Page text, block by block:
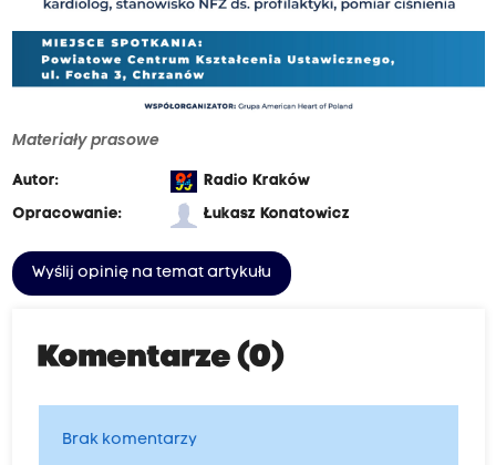
Materiały prasowe
Autor:
Radio Kraków
Opracowanie:
Łukasz Konatowicz
Wyślij opinię na temat artykułu
Komentarze (0)
Brak komentarzy